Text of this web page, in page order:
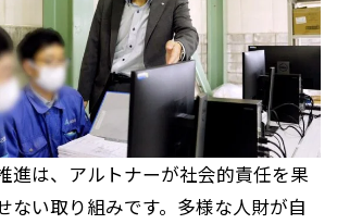
進は、アルトナーが社会的責任を果
ない取り組みです。多様な人財が自